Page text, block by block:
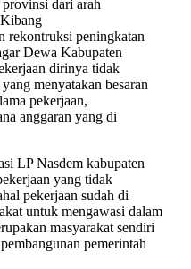
provinsi dari arah
rekontruksi peningkatan
Dewa Kabupaten
dirinya tidak
menyatakan besaran
pekerjaan,
anggaran yang di
LP Nasdem kabupaten
yang tidak
pekerjaan sudah di
untuk mengawasi dalam
masyarakat sendiri
pemerintah